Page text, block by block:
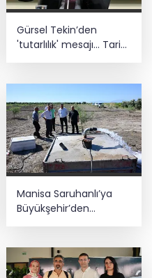
Gürsel Tekin’den
'tutarlılık' mesajı... Tarihi
Manisa Saruhanlı’ya
Büyükşehir’den
tarımsal destek